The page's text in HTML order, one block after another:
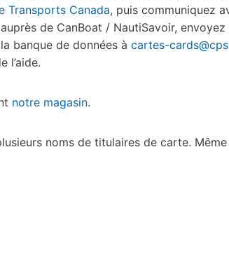
Transports Canada, puis communiquez
de CanBoat / NautiSavoir, envoyez
banque de données à cartes-
l’aide.
notre magasin.
noms de titulaires de carte. Même